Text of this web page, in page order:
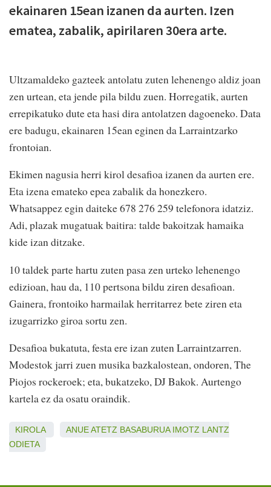
ekainaren 15ean izanen da aurten. Izen
ematea, zabalik, apirilaren 30era arte.
Ultzamaldeko gazteek antolatu zuten lehenengo aldiz joan
zen urtean, eta jende pila bildu zuen. Horregatik, aurten
errepikatuko dute eta hasi dira antolatzen dagoeneko. Data
ere badugu, ekainaren 15ean eginen da Larraintzarko
frontoian.
Ekimen nagusia herri kirol desafioa izanen da aurten ere.
Eta izena emateko epea zabalik da honezkero.
Whatsappez egin daiteke 678 276 259 telefonora idatziz.
Adi, plazak mugatuak baitira: talde bakoitzak hamaika
kide izan ditzake.
10 taldek parte hartu zuten pasa zen urteko lehenengo
edizioan, hau da, 110 pertsona bildu ziren desafioan.
Gainera, frontoiko harmailak herritarrez bete ziren eta
izugarrizko giroa sortu zen.
Desafioa bukatuta, festa ere izan zuten Larraintzarren.
Modestok jarri zuen musika bazkalostean, ondoren, The
Piojos rockeroek; eta, bukatzeko, DJ Bakok. Aurtengo
kartela ez da osatu oraindik.
KIROLA ANUEATETZ BASABURUA IMOTZ LANTZ
ODIETA